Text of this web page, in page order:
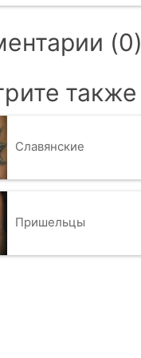
(0)
также
Славянские
Пришельцы